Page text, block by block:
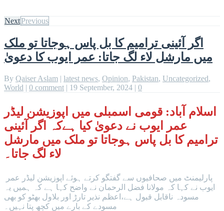
NextPrevious
اگر آئینی ترامیم کا بل پاس ہوجاتا تو ملک
میں مارشل لاء لگ جاتا: عمر ایوب کا دعویٰ
By Qaiser Aslam | latest news, Opinion, Pakistan, Uncategorized,
World | 0 comment | 19 September, 2024 | 0
اسلام آباد: قومی اسمبلی میں اپوزیشن لیڈر
عمر ایوب نے دعویٰ کیا ہےکہ اگر آئینی
ترامیم کا بل پاس ہوجاتا تو ملک میں مارشل
لاء لگ جاتا۔
ایوب نے کہا کہ مولانا فضل الرحمان نے واضح کہا ہے کہ ہمیں یہ
مسودہ ناقابل قبول ہے،اعظم نذیر تارڑ اور بلاول بھٹو کو بھی
مسودے کے بارے میں کچھ پتا نہیں۔